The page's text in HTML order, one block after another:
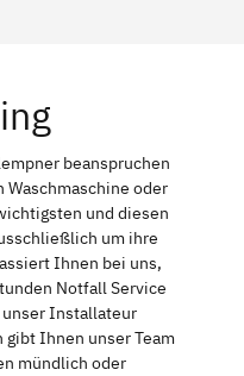
beanspruchen
oder
und diesen
um ihre
Ihnen bei uns,
Notfall Service
unser Installateur
gibt Ihnen unser Team
mündlich oder